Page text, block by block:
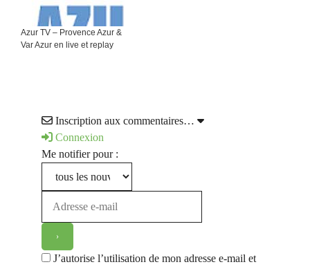
Azur TV – Provence Azur &
Var Azur en live et replay
Inscription aux commentaires…
Connexion
Me notifier pour :
J’autorise l’utilisation de mon adresse e-mail et